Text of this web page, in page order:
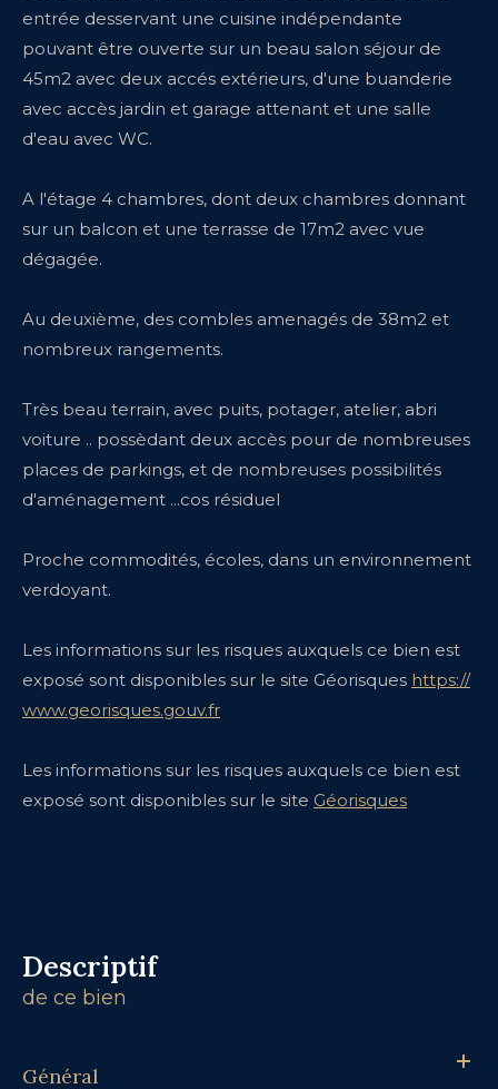
entrée desservant une cuisine indépendante
pouvant être ouverte sur un beau salon séjour de
45m2 avec deux accés extérieurs, d'une buanderie
avec accès jardin et garage attenant et une salle
d'eau avec WC.
A l'étage 4 chambres, dont deux chambres donnant
sur un balcon et une terrasse de 17m2 avec vue
dégagée.
Au deuxième, des combles amenagés de 38m2 et
nombreux rangements.
Très beau terrain, avec puits, potager, atelier, abri
voiture .. possèdant deux accès pour de nombreuses
places de parkings, et de nombreuses possibilités
d'aménagement ...cos résiduel
Proche commodités, écoles, dans un environnement
verdoyant.
Les informations sur les risques auxquels ce bien est
exposé sont disponibles sur le site Géorisques https://
www.georisques.gouv.fr
Les informations sur les risques auxquels ce bien est
exposé sont disponibles sur le site Géorisques
descriptif
de ce bien
Général